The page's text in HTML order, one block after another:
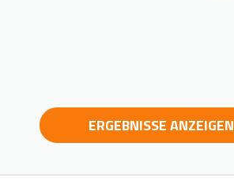
ERGEBNISSE ANZEIGEN